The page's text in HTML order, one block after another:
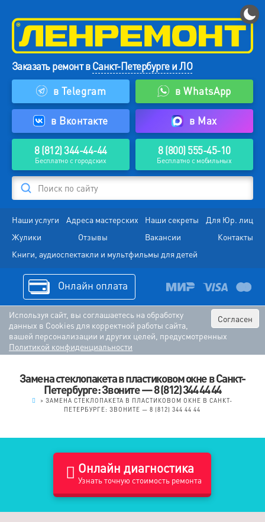
Заказать ремонт вСанкт-Петербурге и ЛО
в Telegram
в WhatsApp
в Вконтакте в Max
8 (812) 344-44-44
Бесплатно с городских
8 (800) 555-45-10
Бесплатно с мобильных
Поиск по сайту
Наши услуги Адреса мастерских Наши секреты
Для Юр. лиц
Жулики
Отзывы Вакансии
Контакты
Книги, аудиоспектакли и мультфильмы для детей
Онлайн оплата
Согласен
Используя сайт, вы соглашаетесь на обработку
данных в Cookies для корректной работы сайта,
вашей персонализации и других целей, предусмотренных
Политикой конфиденциальности
Замена стеклопакета в пластиковом окне в Санкт-
Петербурге: Звоните — 8 (812) 344 44 44
>ЗАМЕНА СТЕКЛОПАКЕТА В ПЛАСТИКОВОМ ОКНЕ В САНКТ-
ПЕТЕРБУРГЕ: ЗВОНИТЕ — 8 (812) 344 44 44
Онлайн диагностика
Узнать точную стоимость ремонта